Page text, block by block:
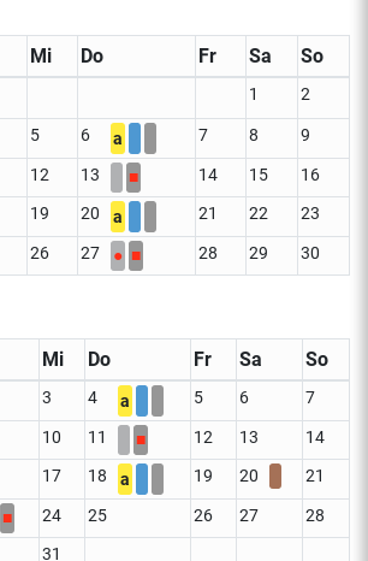
Mi Do Fr Sa So
1 2
5 6 a 7 8 9
12 13 ■ 14 15
16
19 20 a 21 22 23
26 27 ● ■ 28 29 30
Mi Do Fr Sa So
3 4 a 5 6 7
10 11 ■ 12 13
14
17 18 a 19 20 21
■ 24 25 26 27
28
31